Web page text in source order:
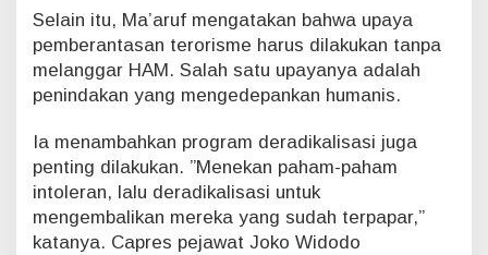
m
a
s
K
e
m
a
a
n
Selain itu, Ma’aruf mengatakan bahwa upaya
pemberantasan terorisme harus dilakukan tanpa
melanggar HAM. Salah satu upayanya adalah
penindakan yang mengedepankan humanis.
Ia menambahkan program deradikalisasi juga
penting dilakukan. ”Menekan paham-paham
intoleran, lalu deradikalisasi untuk
mengembalikan mereka yang sudah terpapar,”
katanya. Capres pejawat Joko Widodo